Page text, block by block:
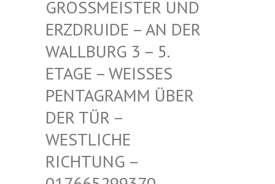
MEISTER UND ERZDR
UIDE – AN DER WALLB
URG 3 – 5. ETAGE
– WEISSES PENTAG
RAMM ÜBER DER TÜ
R – WESTLI
CHE RICHTU
NG – 017665